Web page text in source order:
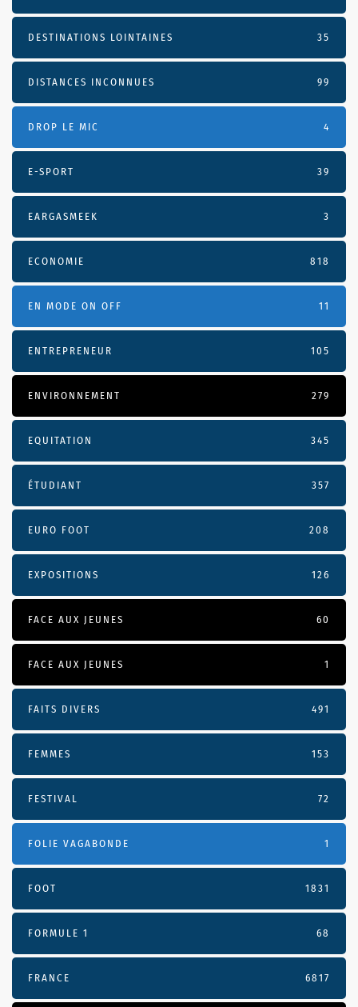
DESTINATIONS LOINTAINES 35
DISTANCES INCONNUES 99
DROP LE MIC 4
E-SPORT 39
EARGASMEEK 3
ECONOMIE 818
EN MODE ON OFF 11
ENTREPRENEUR 105
ENVIRONNEMENT 279
EQUITATION 345
ÉTUDIANT 357
EURO FOOT 208
EXPOSITIONS 126
FACE AUX JEUNES 60
FACE AUX JEUNES 1
FAITS DIVERS 491
FEMMES 153
FESTIVAL 72
FOLIE VAGABONDE 1
FOOT 1831
FORMULE 1 68
FRANCE 6817